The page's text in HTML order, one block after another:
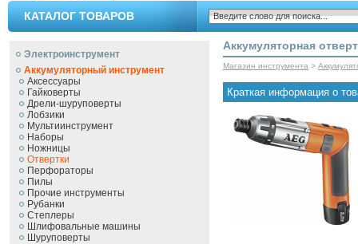
КАТАЛОГ ТОВАРОВ
Электроинструмент
Аккумуляторный инструмент
Аксессуары
Гайковерты
Дрели-шуруповерты
Лобзики
Мультиинструмент
Наборы
Ножницы
Отвертки
Перфораторы
Пилы
Прочие инструменты
Рубанки
Степлеры
Шлифовальные машины
Шуруповерты
Аккумуляторная
Магазин инструмента >
Краткая информация о